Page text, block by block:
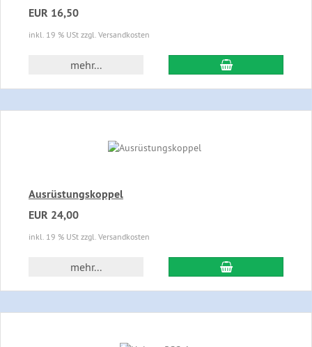
EUR 16,50
inkl. 19 % USt zzgl. Versandkosten
mehr... In den
Ausrüstungskoppel
EUR 24,00
inkl. 19 % USt zzgl. Versandkosten
mehr... In den